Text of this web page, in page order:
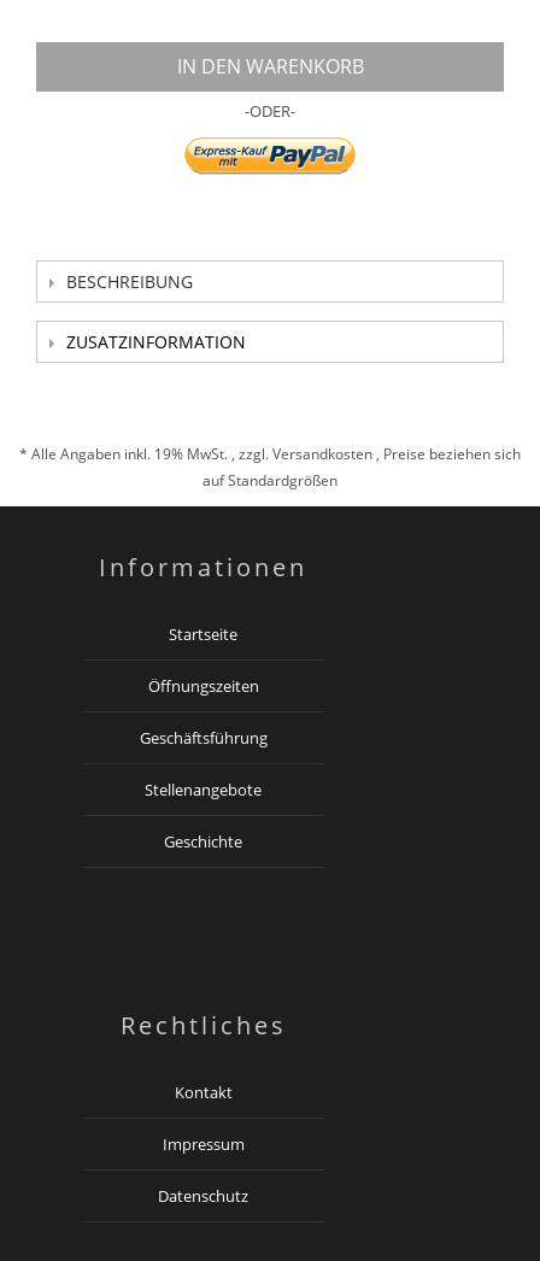
IN DEN WARENKORB
-ODER-
BESCHREIBUNG
ZUSATZINFORMATION
* Alle Angaben inkl. 19% MwSt. , zzgl.Versandkosten , Preise beziehen sich
auf Standardgrößen
Informationen
Startseite
Öffnungszeiten
Geschäftsführung
Stellenangebote
Geschichte
Rechtliches
Kontakt
Impressum
Datenschutz